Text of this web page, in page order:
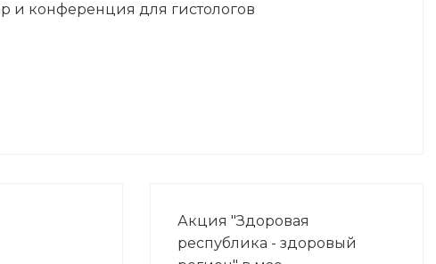
и конференция для гистологов
Акция "Здоровая
республика - здоровый